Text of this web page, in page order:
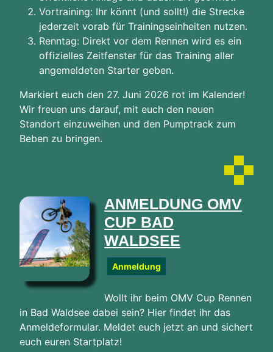
Vortraining: Ihr könnt (und sollt!) die Strecke
jederzeit vorab für Trainingseinheiten nutzen.
Renntag: Direkt vor dem Rennen wird es ein
offizielles Zeitfenster für das Training aller
angemeldeten Starter geben.
Markiert euch den 27. Juni 2026 rot im Kalender!
Wir freuen uns darauf, mit euch den neuen
Standort einzuweihen und den Pumptrack zum
Beben zu bringen.
ANMELDUNG OMV
CUP BAD
WALDSEE
Anmeldung
Wollt ihr beim OMV Cup Rennen
in Bad Waldsee dabei sein? Hier findet ihr das
Anmeldeformular. Meldet euch jetzt an und sichert
euch euren Startplatz!